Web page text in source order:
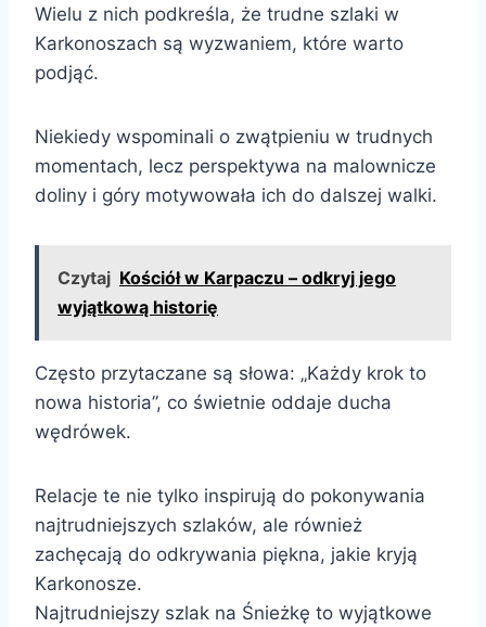
Wielu z nich podkreśla, że trudne szlaki w
Karkonoszach są wyzwaniem, które warto
podjąć.
Niekiedy wspominali o zwątpieniu w trudnych
momentach, lecz perspektywa na malownicze
doliny i góry motywowała ich do dalszej walki.
Czytaj Kościół w Karpaczu – odkryj jego
wyjątkową historię
Często przytaczane są słowa: „Każdy krok to
nowa historia”, co świetnie oddaje ducha
wędrówek.
Relacje te nie tylko inspirują do pokonywania
najtrudniejszych szlaków, ale również
zachęcają do odkrywania piękna, jakie kryją
Karkonosze.
Najtrudniejszy szlak na Śnieżkę to wyjątkowe